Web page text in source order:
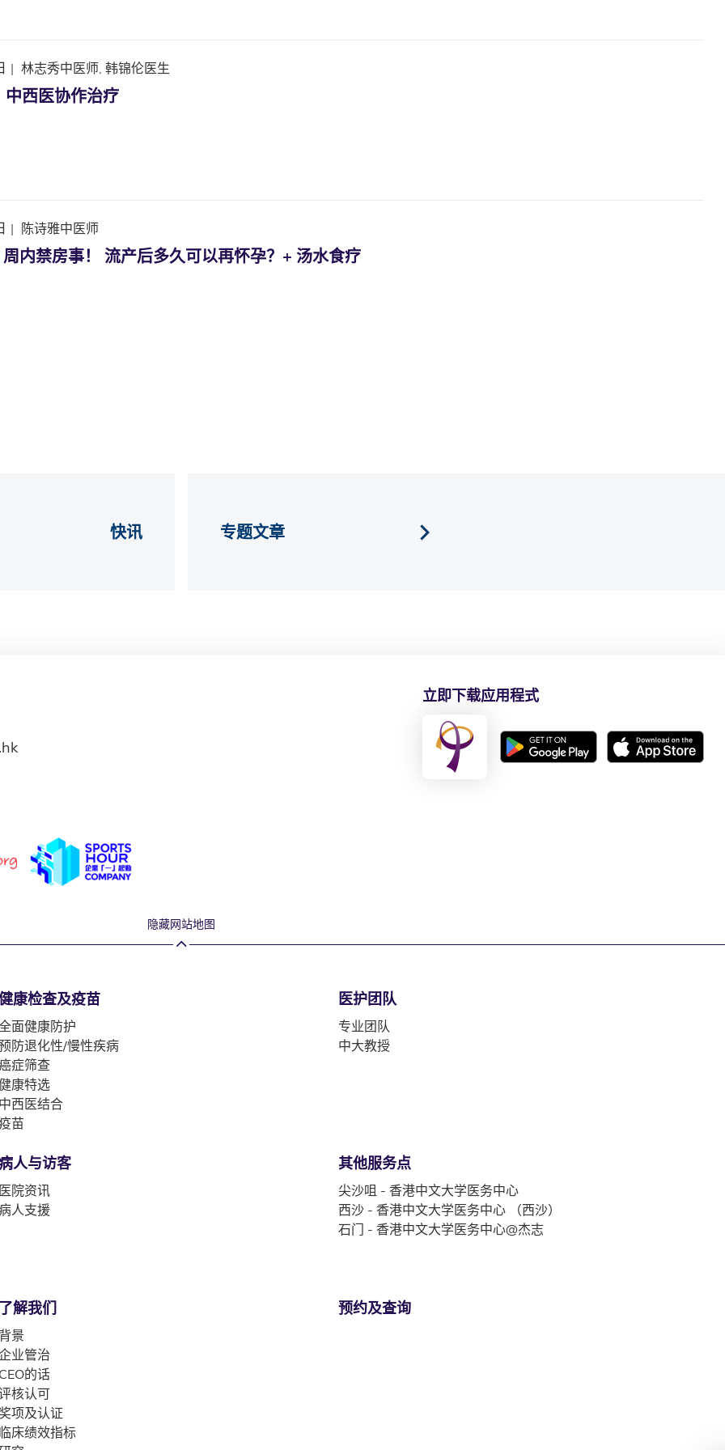
| 林志秀中医师, 韩锦伦医生
中西医协作治疗
| 陈诗雅中医师
内禁房事！ 流产后多久可以再怀孕？+ 汤水食疗
快讯 专题文章
立即下载应用程式
隐藏网站地图
康检查及疫苗
面健康防护
防退化性/慢性疾病
症筛查
康特选
西医结合
苗
医护团队
专业团队
中大教授
人与访客
院资讯
人支援
其他服务点
尖沙咀 - 香港中文大学医务中心
西沙 - 香港中文大学医务中心 （西沙）
石门 - 香港中文大学医务中心@杰志
解我们
景
业管治
的话
核认可
项及认证
床绩效指标
预约及查询